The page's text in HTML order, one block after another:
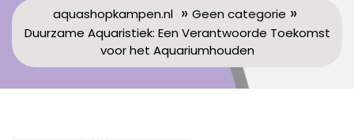
aquashopkampen.nl » Geen categorie »
Duurzame Aquaristiek: Een Verantwoorde Toekomst
voor het Aquariumhouden